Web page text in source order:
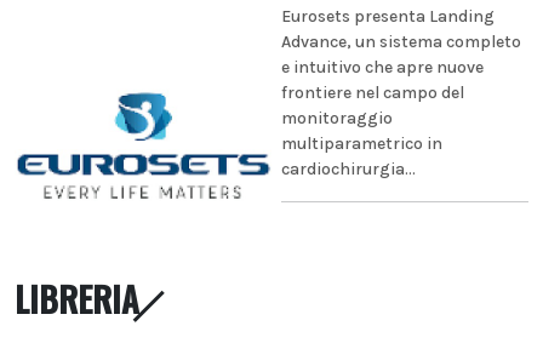
Eurosets presenta Landing
Advance, un sistema completo
e intuitivo che apre nuove
frontiere nel campo del
monitoraggio
multiparametrico in
cardiochirurgia...
LIBRERIA